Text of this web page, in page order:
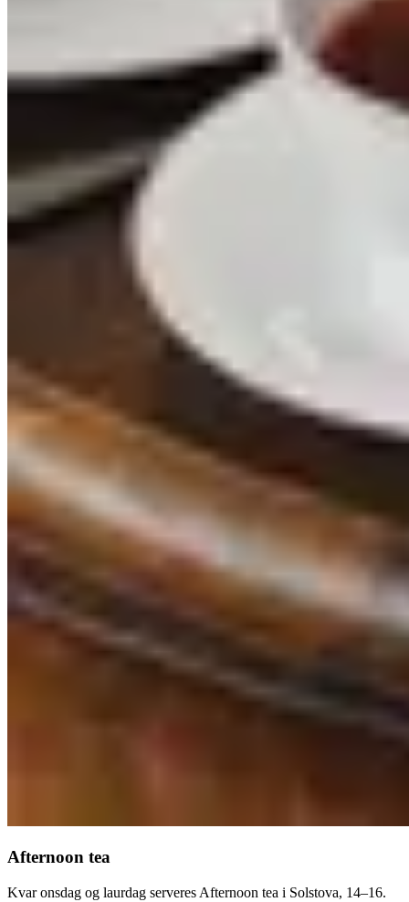
Afternoon tea
Kvar onsdag og laurdag serveres Afternoon tea i Solstova, 14–16.